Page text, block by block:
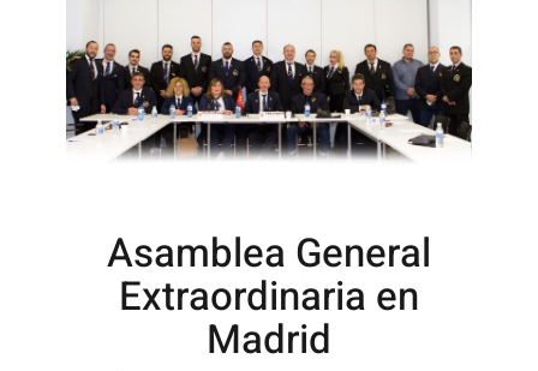
Asamblea General
Extraordinaria en
Madrid